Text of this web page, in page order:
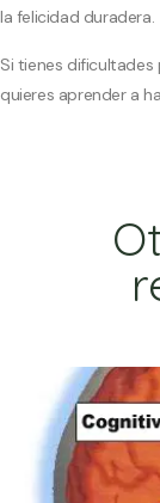
la felicidad duradera.
Si tienes
quieres aprender a